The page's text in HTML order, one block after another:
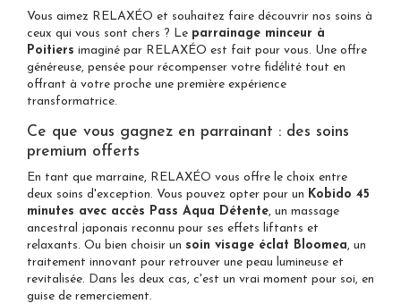
Vous aimez RELAXÉO et souhaitez faire découvrir nos soins à
ceux qui vous sont chers ? Le parrainage minceur à
Poitiers imaginé par RELAXÉO est fait pour vous. Une offre
généreuse, pensée pour récompenser votre fidélité tout en
offrant à votre proche une première expérience
transformatrice.
Ce que vous gagnez en parrainant : des soins
premium offerts
En tant que marraine, RELAXÉO vous offre le choix entre
deux soins d'exception. Vous pouvez opter pour un Kobido 45
minutes avec accès Pass Aqua Détente, un massage
ancestral japonais reconnu pour ses effets liftants et
relaxants. Ou bien choisir un soin visage éclat Bloomea, un
traitement innovant pour retrouver une peau lumineuse et
revitalisée. Dans les deux cas, c'est un vrai moment pour soi, en
guise de remerciement.